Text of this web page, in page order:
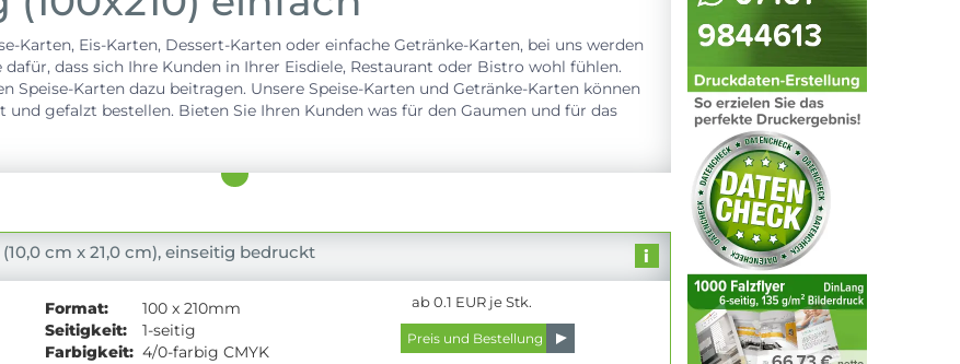
Karten, Eis-Karten, Dessert-Karten oder einfache Getränke-Karten, bei uns werden
dafür, dass sich Ihre Kunden in Ihrer Eisdiele, Restaurant oder Bistro wohl fühlen.
Speise-Karten dazu beitragen. Unsere Speise-Karten und Getränke-Karten können
und gefalzt bestellen. Bieten Sie Ihren Kunden was für den Gaumen und für das
cm x 21,0 cm), einseitig bedruckt
Format:
100 x 210mm
Seitigkeit:
1-seitig
Farbigkeit:4/0-farbig CMYK
ab 0.1 EUR je Stk.